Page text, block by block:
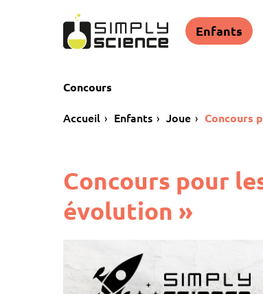
Enfants
Concours
Accueil Enfants Joue Concours
Concours pour
évolution »